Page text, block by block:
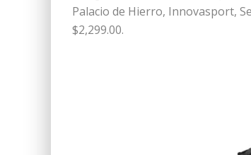
Palacio de Hierro, Innovasport,
$2,299.00.